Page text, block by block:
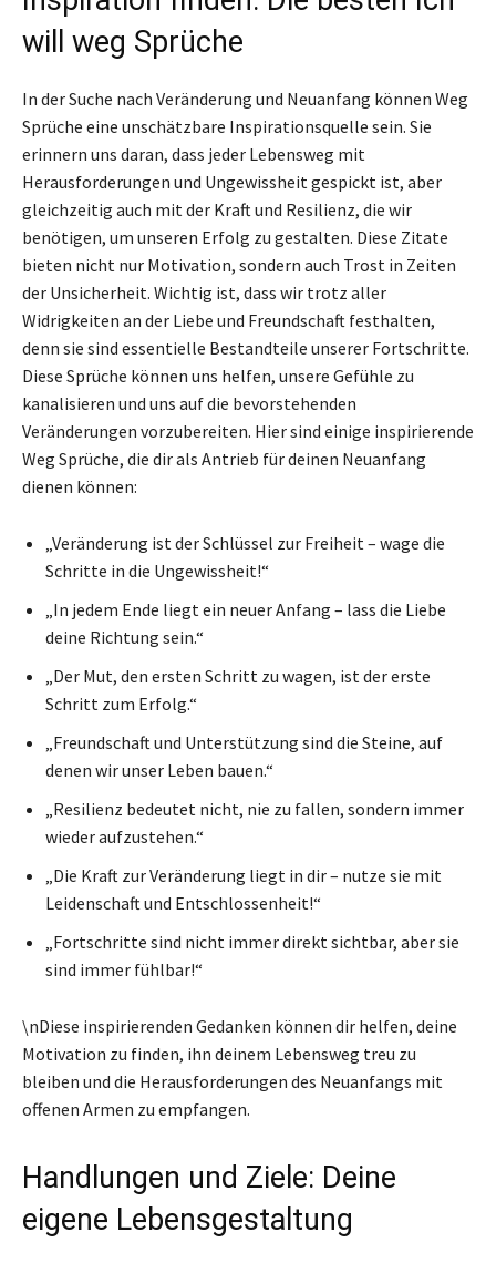
will weg Sprüche
In der Suche nach Veränderung und Neuanfang können Weg
Sprüche eine unschätzbare Inspirationsquelle sein. Sie
erinnern uns daran, dass jeder Lebensweg mit
Herausforderungen und Ungewissheit gespickt ist, aber
gleichzeitig auch mit der Kraft und Resilienz, die wir
benötigen, um unseren Erfolg zu gestalten. Diese Zitate
bieten nicht nur Motivation, sondern auch Trost in Zeiten
der Unsicherheit. Wichtig ist, dass wir trotz aller
Widrigkeiten an der Liebe und Freundschaft festhalten,
denn sie sind essentielle Bestandteile unserer Fortschritte.
Diese Sprüche können uns helfen, unsere Gefühle zu
kanalisieren und uns auf die bevorstehenden
Veränderungen vorzubereiten. Hier sind einige inspirierende
Weg Sprüche, die dir als Antrieb für deinen Neuanfang
dienen können:
„Veränderung ist der Schlüssel zur Freiheit – wage die
Schritte in die Ungewissheit!“
„In jedem Ende liegt ein neuer Anfang – lass die Liebe
deine Richtung sein.“
„Der Mut, den ersten Schritt zu wagen, ist der erste
Schritt zum Erfolg.“
„Freundschaft und Unterstützung sind die Steine, auf
denen wir unser Leben bauen.“
„Resilienz bedeutet nicht, nie zu fallen, sondern immer
wieder aufzustehen.“
„Die Kraft zur Veränderung liegt in dir – nutze sie mit
Leidenschaft und Entschlossenheit!“
„Fortschritte sind nicht immer direkt sichtbar, aber sie
sind immer fühlbar!“
\nDiese inspirierenden Gedanken können dir helfen, deine
Motivation zu finden, ihn deinem Lebensweg treu zu
bleiben und die Herausforderungen des Neuanfangs mit
offenen Armen zu empfangen.
Handlungen und Ziele: Deine
eigene Lebensgestaltung